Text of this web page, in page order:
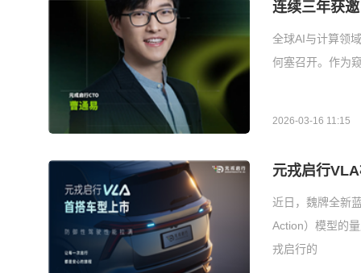
连续三年获
全球AI与计算领
何塞召开。作为
2026-03-16 11:15
元戎启行
近日，魏牌全新
Action）模型的
戎启行的